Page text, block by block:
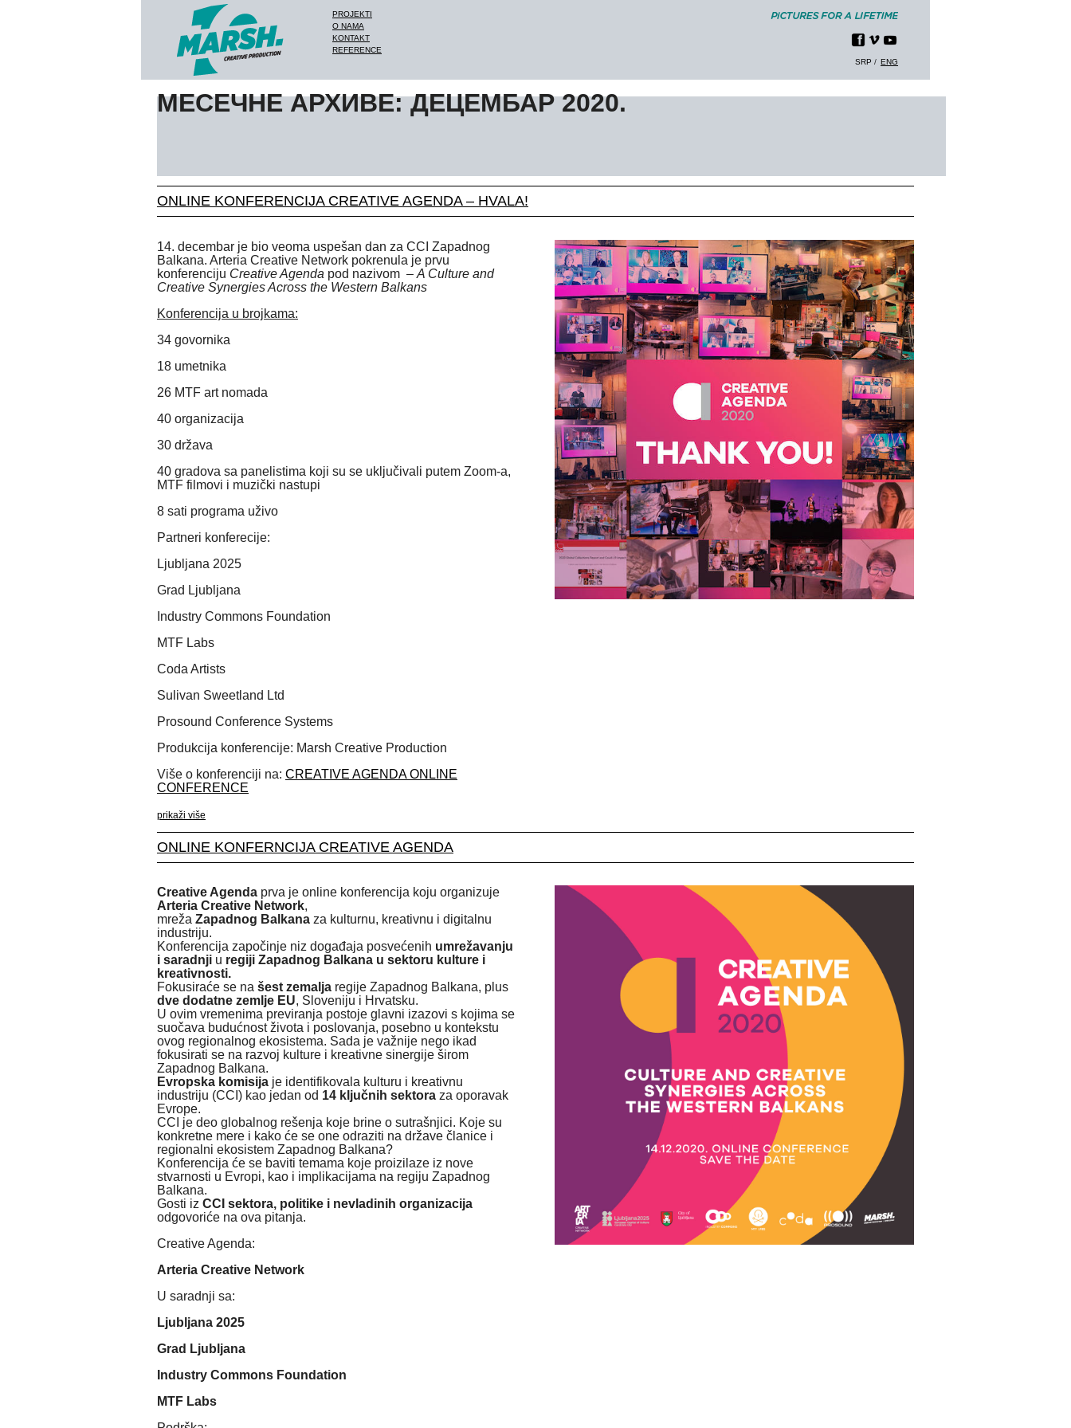
PROJEKTI
O NAMA
KONTAKT
REFERENCE
SRP
ENG
МЕСЕЧНЕ АРХИВЕ: ДЕЦЕМБАР 2020.
ONLINE KONFERENCIJA CREATIVE AGENDA – HVALA!
14. decembar je bio veoma uspešan dan za CCI Zapadnog
Balkana. Arteria Creative Network pokrenula je prvu
konferenciju Creative Agenda pod nazivom – A Culture and
Creative Synergies Across the Western Balkans
Konferencija u brojkama:
34 govornika
18 umetnika
26 MTF art nomada
40 organizacija
30 država
40 gradova sa panelistima koji su se uključivali putem Zoom-a,
MTF filmovi i muzički nastupi
8 sati programa uživo
Partneri konferecije:
Ljubljana 2025
Grad Ljubljana
Industry Commons Foundation
MTF Labs
Coda Artists
Sulivan Sweetland Ltd
Prosound Conference Systems
Produkcija konferencije: Marsh Creative Production
Više o konferenciji na: CREATIVE AGENDA ONLINE
CONFERENCE
prikaži više
ONLINE KONFERNCIJA CREATIVE AGENDA
Creative Agenda prva je online konferencija koju organizuje
Arteria Creative Network,
mreža Zapadnog Balkana za kulturnu, kreativnu i digitalnu
industriju.
Konferencija započinje niz događaja posvećenih umrežavanju
i saradnji u regiji Zapadnog Balkana u sektoru kulture i
kreativnosti.
Fokusiraće se na šest zemalja regije Zapadnog Balkana, plus
dve dodatne zemlje EU, Sloveniju i Hrvatsku.
U ovim vremenima previranja postoje glavni izazovi s kojima se
suočava budućnost života i poslovanja, posebno u kontekstu
ovog regionalnog ekosistema. Sada je važnije nego ikad
fokusirati se na razvoj kulture i kreativne sinergije širom
Zapadnog Balkana.
Evropska komisija je identifikovala kulturu i kreativnu
industriju (CCI) kao jedan od 14 ključnih sektora za oporavak
Evrope.
CCI je deo globalnog rešenja koje brine o sutrašnjici. Koje su
konkretne mere i kako će se one odraziti na države članice i
regionalni ekosistem Zapadnog Balkana?
Konferencija će se baviti temama koje proizilaze iz nove
stvarnosti u Evropi, kao i implikacijama na regiju Zapadnog
Balkana.
Gosti iz CCI sektora, politike i nevladinih organizacija
odgovoriće na ova pitanja.
Creative Agenda:
Arteria Creative Network
U saradnji sa:
Ljubljana 2025
Grad Ljubljana
Industry Commons Foundation
MTF Labs